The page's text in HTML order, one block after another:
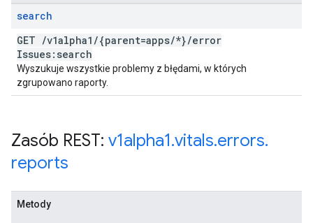
search
GET /v1alpha1 /{parent=apps/*}/error
Issues:search
Wyszukuje wszystkie problemy z błędami, w których
zgrupowano raporty.
Zasób REST: v1alpha1.vitals.errors.
reports
Metody